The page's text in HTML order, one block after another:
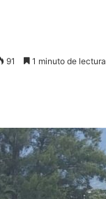
91 1 minuto de lectura